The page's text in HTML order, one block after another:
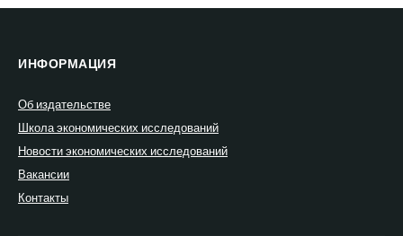
ИНФОРМАЦИЯ
Об издательстве
Школа экономических исследований
Новости экономических исследований
Вакансии
Контакты